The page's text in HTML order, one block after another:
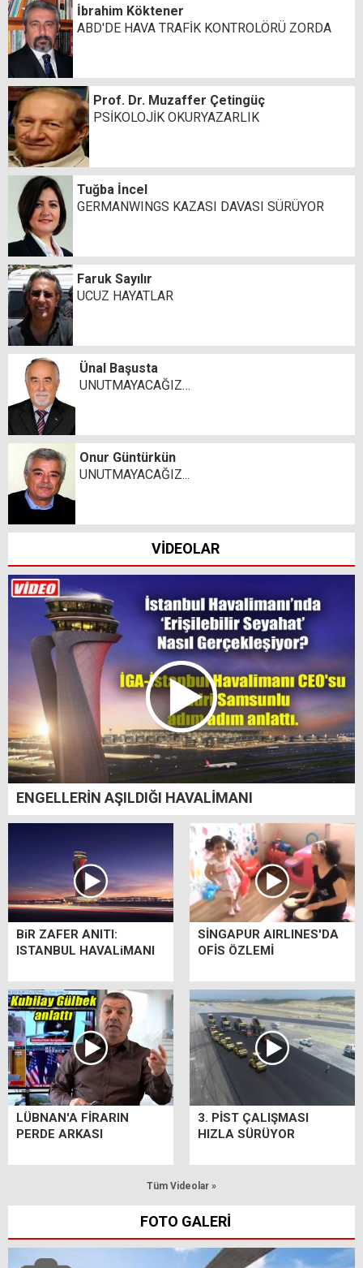
İbrahim Köktener
ABD'DE HAVA TRAFİK KONTROLÖRÜ ZORDA
Prof. Dr. Muzaffer Çetingüç
PSİKOLOJİK OKURYAZARLIK
Tuğba İncel
GERMANWINGS KAZASI DAVASI SÜRÜYOR
Faruk Sayılır
UCUZ HAYATLAR
Ünal Başusta
UNUTMAYACAĞIZ…
Onur Güntürkün
UNUTMAYACAĞIZ...
VİDEOLAR
ENGELLERİN AŞILDIĞI HAVALİMANI
BiR ZAFER ANITI:
ISTANBUL HAVALiMANI
SİNGAPUR AIRLINES'DA
OFİS ÖZLEMİ
LÜBNAN'A FİRARIN
PERDE ARKASI
3. PİST ÇALIŞMASI
HIZLA SÜRÜYOR
Tüm Videolar »
FOTO GALERİ